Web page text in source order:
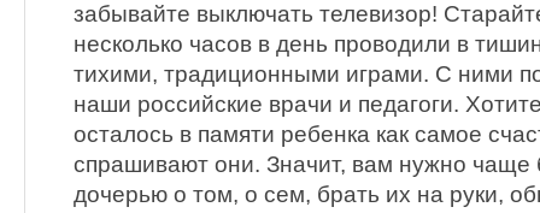
забывайте выключать телевизор!
несколько часов в день проводили в
тихими, традиционными играми. С ними
наши российские врачи и педагоги.
осталось в памяти ребенка как самое
спрашивают они. Значит, вам нужно чаще
дочерью о том, о сем, брать их на руки,